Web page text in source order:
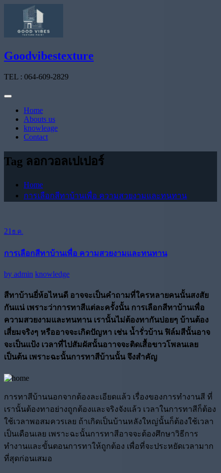
content
Goodvibestexture
TEL : 064-609-2829
Home
Abouts us
knowleage
Contact
Tag ลอกวอลเปเปอร์
Home
การเลือกสีทาบ้านเพื่อ ความสวยงามและทนทาน
21 ธ.ค.
การเลือกสีทาบ้านเพื่อ ความสวยงามและทนทาน
by admin knowledge
สีทาบ้านยี่ห้อไหนดี อาจจะเป็นคำถามที่ใครหลายคนนั้นสงสัย
กันแน่ เพราะว่าการทาสีแต่ละครั้งนั้น การเลือกสีทาบ้านเพื่อ
ความสวยงามและทนทาน เรานั้นไม่ต้องทากันบ่อยๆ บ้านต้อง
เสี่ยมจริงๆ หรืออาจจะเกิดปัญหา เช่น น้ำรั่วบ้าน ฟิล์มสีนั้นอาจ
จะเป็นแป้ง เวลาที่ไปสัมผัสนั้นอาาจจะติดเสื้อขาวโพลนเลย
เป็นต้น เพราะฉะนั้นการทาสีบ้านนั้น จึงสำคัญ
การทาสีบ้านนอกจากต้องละเอียดแล้ว เรื่องของการทำงานสี ที่
เรานั้นต้องทาอย่างถูกต้องและจริงจังแล้ว เวลาในการทาสีก็ต้อง
ใช้เวลาพอสมควรเลย ถ้าเกิดเป็นบ้านหลังใหญ่นั้นก็ต้องใช้เวลา
เป็นเดือนเลย เพราะฉะนั้นการทาสีอาจจะต้องศึกษาวิธีการ
ทำงานและขั้นตอนการทาให้ถูกต้อง เพื่อที่จะประหยัดเวลามาก
ที่สุดก่อนเสมอ